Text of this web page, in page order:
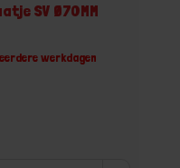
SV Ø70MM
werkdagen